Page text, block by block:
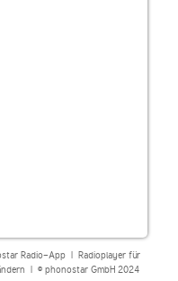
Radio-App| Radioplayer für
| © phonostar GmbH 2024